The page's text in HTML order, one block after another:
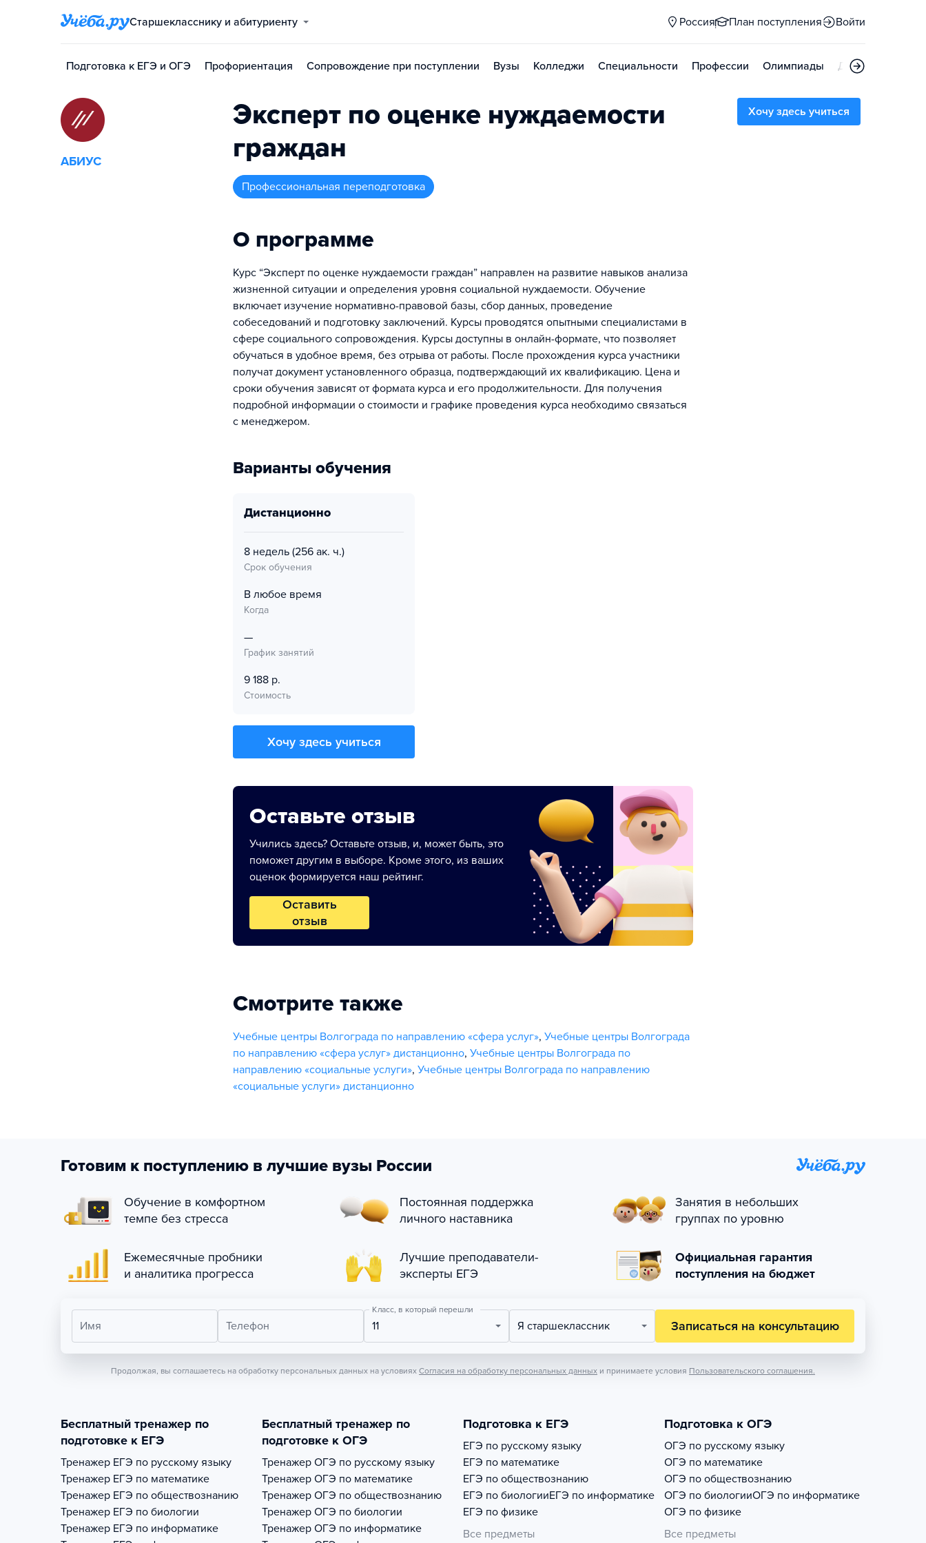
Старшекласснику и абитуриенту Россия План поступления Войти
Подготовка к ЕГЭ и ОГЭ Профориентация Сопровождение при поступлении Вузы Колледжи Специальности Профессии Олимпиады Дни открытых
АБИУС
Эксперт по оценке нуждаемости
граждан
профессиональная переподготовка
О программе
Курс “Эксперт по оценке нуждаемости граждан” направлен на развитие навыков анализа
жизненной ситуации и определения уровня социальной нуждаемости. Обучение
включает изучение нормативно-правовой базы, сбор данных, проведение
собеседований и подготовку заключений. Курсы проводятся опытными специалистами в
сфере социального сопровождения. Курсы доступны в онлайн-формате, что позволяет
обучаться в удобное время, без отрыва от работы. После прохождения курса участники
получат документ установленного образца, подтверждающий их квалификацию. Цена и
сроки обучения зависят от формата курса и его продолжительности. Для получения
подробной информации о стоимости и графике проведения курса необходимо связаться
с менеджером.
Варианты обучения
дистанционно
8 недель (256 ак. ч.)
Срок обучения
В любое время
Когда
—
График занятий
9 188 р.
Стоимость
Хочу здесь учиться
Оставьте отзыв
Учились здесь? Оставьте отзыв, и, может быть, это
поможет другим в выборе. Кроме этого, из ваших
оценок формируется наш рейтинг.
Оставить
отзыв
Смотрите также
Учебные центры Волгограда по направлению «сфера услуг», Учебные центры Волгограда
по направлению «сфера услуг» дистанционно, Учебные центры Волгограда по
направлению «социальные услуги», Учебные центры Волгограда по направлению
«социальные услуги» дистанционно
Хочу здесь учиться
Готовим к поступлению в лучшие вузы России
Обучение в комфортном
темпе без стресса
Постоянная поддержка
личного наставника
Занятия в небольших
группах по уровню
Ежемесячные пробники
и аналитика прогресса
Лучшие преподаватели-
эксперты ЕГЭ
Официальная гарантия
поступления на бюджет
Имя Телефон
Класс, в который перешли
11 Я старшеклассник Записаться на консультацию
Продолжая, вы соглашаетесь на обработку персональных данных на условиях Согласия на обработку персональных данных и принимаете условия Пользовательского соглашения.
Бесплатный тренажер по
подготовке к ЕГЭ
Тренажер ЕГЭ по русскому языку
Тренажер ЕГЭ по математике
Тренажер ЕГЭ по обществознанию
Тренажер ЕГЭ по биологии
Тренажер ЕГЭ по информатике
Бесплатный тренажер по
подготовке к ОГЭ
Тренажер ОГЭ по русскому языку
Тренажер ОГЭ по математике
Тренажер ОГЭ по обществознанию
Тренажер ОГЭ по биологии
Тренажер ОГЭ по информатике
Подготовка к ЕГЭ
ЕГЭ по русскому языку
ЕГЭ по математике
ЕГЭ по обществознанию
ЕГЭ по биологииЕГЭ по информатике
ЕГЭ по физике
Все предметы
Подготовка к ОГЭ
ОГЭ по русскому языку
ОГЭ по математике
ОГЭ по обществознанию
ОГЭ по биологииОГЭ по информатике
ОГЭ по физике
Все предметы